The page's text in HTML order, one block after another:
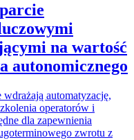
na wartość
autonomicznego
automatyzację,
operatorów i
dla zapewnienia
zwrotu z